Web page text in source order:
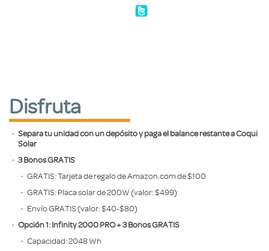
Disfruta
Separa tu unidad con un depósito y paga el balance restante a Coqui
Solar
3 Bonos GRATIS
GRATIS: Tarjeta de regalo de Amazon.com de $100
GRATIS: Placa solar de 200W (valor: $499)
Envío GRATIS (valor: $40-$80)
Opción 1: Infinity 2000 PRO + 3 Bonos GRATIS
Capacidad: 2048 Wh